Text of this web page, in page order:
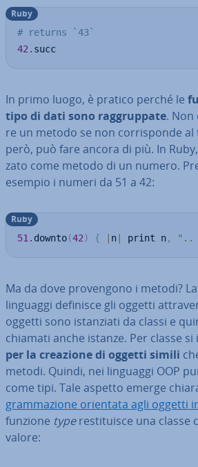
# returns `43`
42. succ
Ruby
In primo luogo, è pratico perché le
tipo di dati sono rag­grup­pa­te.
re un metodo se non cor­ri­spon­de al
però, può fare ancora di più. In
za­to come metodo di un numero.
esempio i numeri da 51 a 42:
51. downto(42 ) { n print n, "..
Ruby
Ma da dove pro­ven­go­no i metodi?
linguaggi definisce gli oggetti
oggetti sono istan­zia­ti da classi e
chiamati anche istanze. Per classe
per la creazione di oggetti simili
metodi. Quindi, nei linguaggi OOP
come tipi. Tale aspetto emerge
gram­ma­zio­ne orientata agli oggetti
funzione typere­sti­tui­sce una classe
valore: